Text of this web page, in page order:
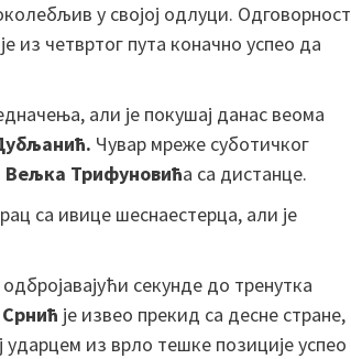
у својој одлуци. Одговорност
из четвртог пута коначно успео да
али је покушај данас веома
Чувар мреже суботичког
Вељка Трифуновића са дистанце.
са ивице шеснаестерца, али је
секунде до тренутка
Срнић је извео прекид са десне стране,
ударцем из врло тешке позиције успео